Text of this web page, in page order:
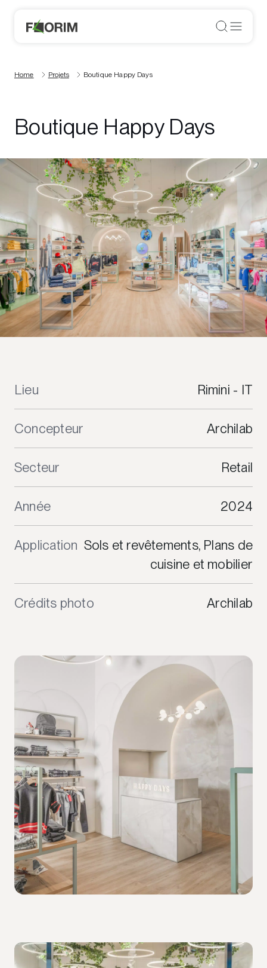
Home Projets Boutique Happy Days
Boutique Happy Days
Lieu Rimini - IT
Concepteur Archilab
Secteur Retail
Année 2024
Application Sols et revêtements, Plans de
cuisine et mobilier
Crédits photo Archilab